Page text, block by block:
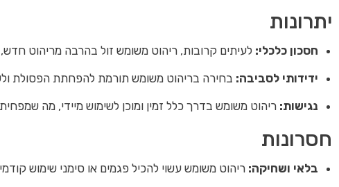
יתרונות
חסכון כלכלי: לעיתים קרובות, ריהוט משומש זול בהרבה מריהוט
ידידותי לסביבה: בחירה בריהוט משומש תורמת להפחתת הפסולת
נגישות: ריהוט משומש בדרך כלל זמין ומוכן לשימוש מיידי, מה
חסרונות
בלאי ושחיקה: ריהוט משומש עשוי להכיל פגמים או סימני שימוש